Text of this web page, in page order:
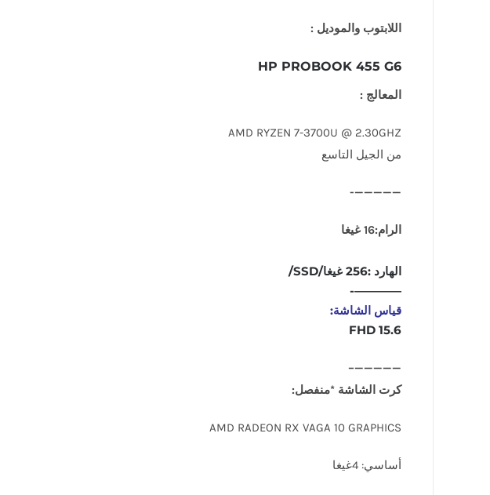
اللابتوب والموديل :
HP PROBOOK 455 G6
المعالج :
AMD RYZEN 7-3700U @ 2.30GHZ
من الجيل التاسع
—————-
الرام:16 غيغا
الهارد :256 غيغا/SSD/
————-
قياس الشاشة:
15.6 FHD
—————–
كرت الشاشة *منفصل:
AMD RADEON RX VAGA 10 GRAPHICS
أساسي: 4غيغا